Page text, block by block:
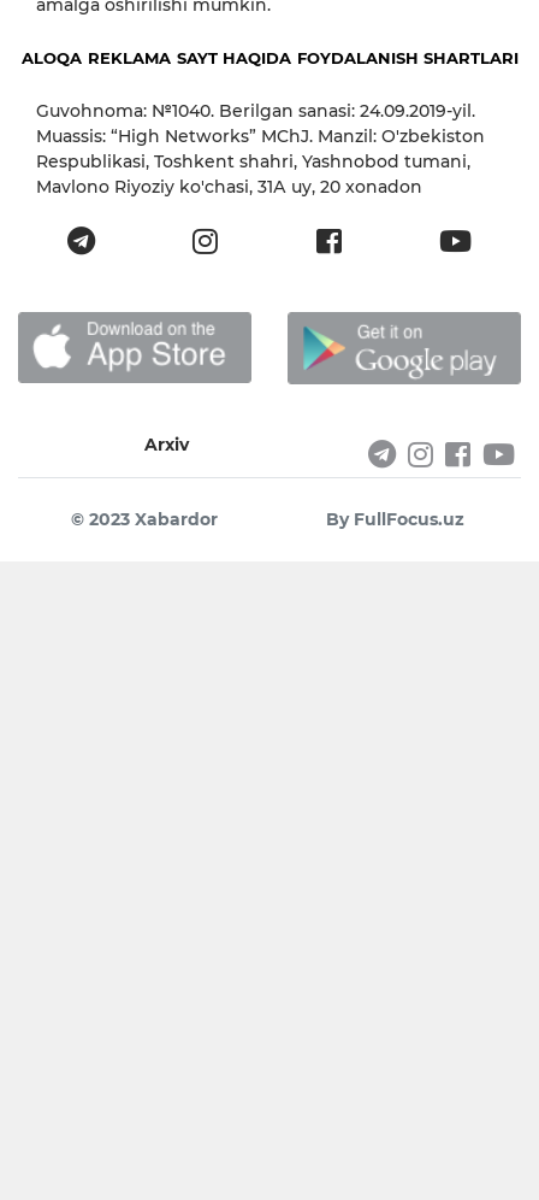
amalga oshirilishi mumkin.
ALOQA REKLAMA SAYT HAQIDA FOYDALANISH SHARTLARI
Guvohnoma: №1040. Berilgan sanasi: 24.09.2019-yil.
Muassis: “High Networks” MChJ. Manzil: O'zbekiston
Respublikasi, Toshkent shahri, Yashnobod tumani,
Mavlono Riyoziy ko'chasi, 31А uy, 20 xonadon
Arxiv
© 2023 Xabardor By FullFocus.uz